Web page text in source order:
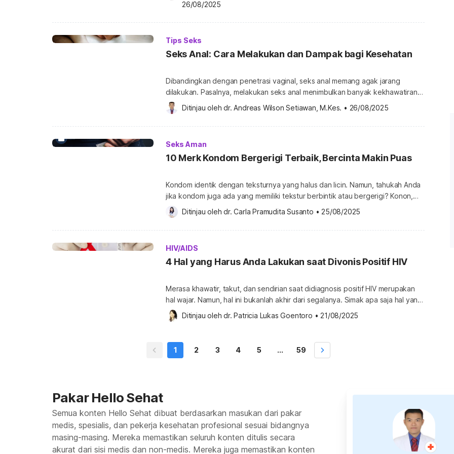
virus yang masuk ke […]
26/08/2025
Tips Seks
Seks Anal: Cara Melakukan dan Dampak bagi Kesehatan
Dibandingkan dengan penetrasi vaginal, seks anal memang agak jarang
dilakukan. Pasalnya, melakukan seks anal menimbulkan banyak kekhawatiran
terutama soal dampak kesehatan. Untuk Anda yang penasaran dan ingin
mencobanya dengan pasangan, ketahui dulu seperti apa hubungan anal,
posisi yang aman, dan risikonya bagi kesehatan. Apa itu seks anal? Seks anal
Ditinjau oleh dr. Andreas Wilson Setiawan, M.Kes. • 26/08/2025
Seks Aman
10 Merk Kondom Bergerigi Terbaik, Bercinta Makin Puas
Kondom identik dengan teksturnya yang halus dan licin. Namun, tahukah Anda
jika kondom juga ada yang memiliki tekstur berbintik atau bergerigi? Konon,
kondom tersebut lebih memberikan sensasi yang menggairahkan saat Anda
pakai. Lantas, merk kondom bergerigi apa saja yang terbaik dan paling laris di
pasaran? Cara kami memilih kondom bergerigi terbaik Kondom adalah metode
Ditinjau oleh dr. Carla Pramudita Susanto • 25/08/2025
HIV/AIDS
4 Hal yang Harus Anda Lakukan saat Divonis Positif HIV
Merasa khawatir, takut, dan sendirian saat didiagnosis positif HIV merupakan
hal wajar. Namun, hal ini bukanlah akhir dari segalanya. Simak apa saja hal yang
sebaiknya segera dilakukan jika positif HIV. Hal yang harus dilakukan jika positif
HIV Mendapati diri Anda positif HIV memang cukup mengejutkan. Namun,
Ditinjau oleh dr. Patricia Lukas Goentoro • 21/08/2025
1 2 3 4 5 ... 59
Pakar Hello Sehat
Semua konten Hello Sehat dibuat berdasarkan masukan dari pakar
medis, spesialis, dan pekerja kesehatan profesional sesuai bidangnya
masing-masing. Mereka memastikan seluruh konten ditulis secara
akurat dari sisi medis dan non-medis. Mereka juga memastikan konten